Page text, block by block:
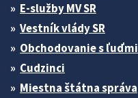
E-služby MV SR
Vestník vlády SR
Obchodovanie s ľuďmi
Cudzinci
Miestna štátna správa